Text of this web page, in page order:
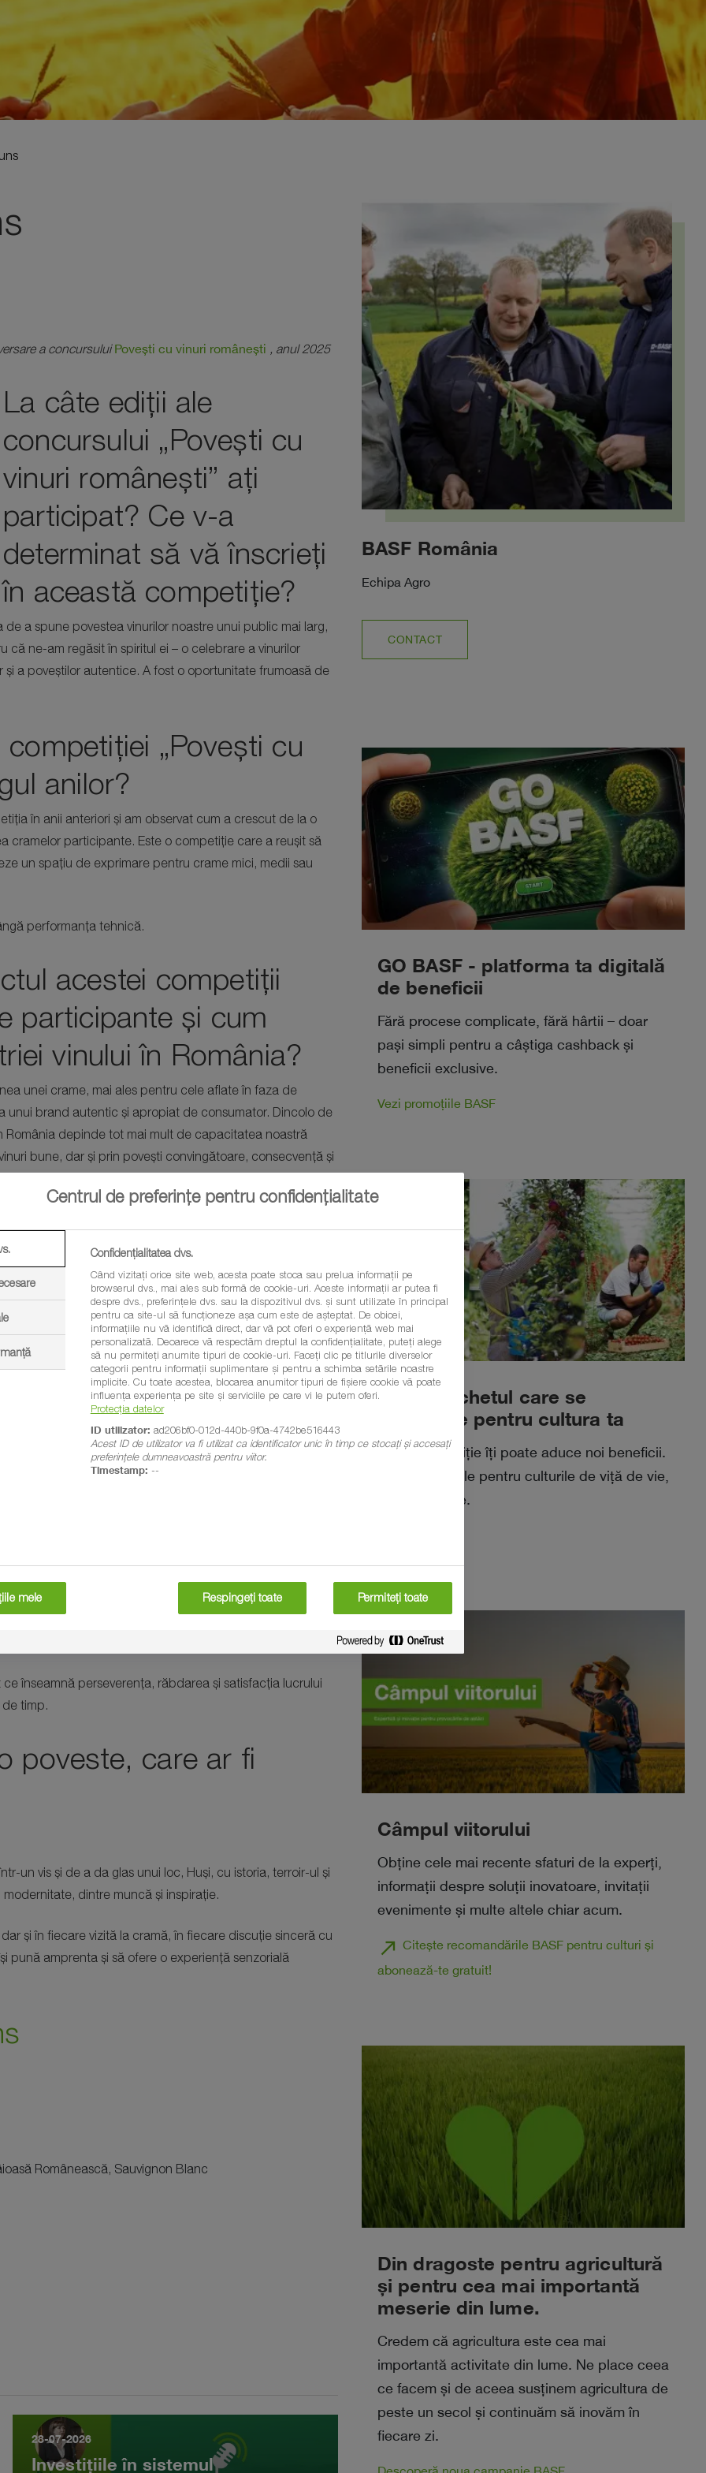
a concursuluiPovești cu vinuri românești , anul 2025
La câte ediții ale
concursului „Povești cu
vinuri românești” ați
participat? Ce v-a
determinat să vă înscrieți
în această competiție?
a spune povestea vinurilor noastre unui public mai larg,
ne-am regăsit în spiritul ei – o celebrare a vinurilor
a poveștilor autentice. A fost o oportunitate frumoasă de
„Povești cu
anilor?
în anii anteriori și am observat cum a crescut de la o
cramelor participante. Este o competiție care a reușit să
un spațiu de exprimare pentru crame mici, medii sau
performanța tehnică.
acestei competiții
participante și cum
vinului în România?
unei crame, mai ales pentru cele aflate în faza de
unui brand autentic și apropiat de consumator. Dincolo de
România depinde tot mai mult de capacitatea noastră
bune, dar și prin povești convingătoare, consecvență și
pentru a contura un brand de țară în jurul vinului
din industria vinului
și ce ar trebui să
creșterea calității, apariția multor crame mici și mijlocii,
românești. În următorii 10 ani, ar trebui să urmărim
consumatorului, promovarea terroir-ului și a identității
inițiative comune, dar și de curajul de a ieși mai mult în
deceniu din punct
și lecții.
și se dezvoltă pas cu pas, cu respect pentru natură,
înseamnă perseverența, răbdarea și satisfacția lucrului
timp.
poveste, care ar fi
un vis și de a da glas unui loc, Huși, cu istoria, terroir-ul și
dintre muncă și inspirație.
și în fiecare vizită la cramă, în fiecare discuție sinceră cu
pună amprenta și să ofere o experiență senzorială
Românească, Sauvignon Blanc
28-07-2026
Investițiile în sistemul
BASF România
Echipa Agro
CONTACT
GO BASF - platforma ta digitală
de beneficii
Fără procese complicate, fără hârtii – doar
pași simpli pentru a câștiga cashback și
beneficii exclusive.
Vezi promoțiile BASF
Alege pachetul care se
potrivește pentru cultura ta
Fiecare achiziție îți poate aduce noi beneficii.
Oferte speciale pentru culturile de viță de vie,
măr și legume.
Câmpul viitorului
Obține cele mai recente sfaturi de la experți,
informații despre soluții inovatoare, invitații
evenimente și multe altele chiar acum.
north_east Citește recomandările BASF pentru culturi și
abonează-te gratuit!
Din dragoste pentru agricultură
și pentru cea mai importantă
meserie din lume.
Credem că agricultura este cea mai
importantă activitate din lume. Ne place ceea
ce facem și de aceea susținem agricultura de
peste un secol și continuăm să inovăm în
fiecare zi.
Centrul de preferințe pentru confidențialitate
Confidențialitatea dvs.
Când vizitați orice site web, acesta poate stoca sau prelua informații pe
browserul dvs., mai ales sub formă de cookie-uri. Aceste informații ar putea fi
despre dvs., preferințele dvs. sau la dispozitivul dvs. și sunt utilizate în principal
pentru ca site-ul să funcționeze așa cum este de așteptat. De obicei,
informațiile nu vă identifică direct, dar vă pot oferi o experiență web mai
personalizată. Deoarece vă respectăm dreptul la confidențialitate, puteți alege
să nu permiteți anumite tipuri de cookie-uri. Faceți clic pe titlurile diverselor
categorii pentru informații suplimentare și pentru a schimba setările noastre
implicite. Cu toate acestea, blocarea anumitor tipuri de fișiere cookie vă poate
influența experiența pe site și serviciile pe care vi le putem oferi.
Protecția datelor
ID utilizator: ad206bf0-012d-440b-9f0a-4742be516443
Acest ID de utilizator va fi utilizat ca identificator unic în timp ce stocați și accesați
preferințele dumneavoastră pentru viitor.
Timestamp: --
mele Respingeți toate Permiteți toate